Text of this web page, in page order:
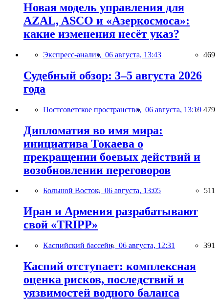
Новая модель управления для
AZAL, ASCO и «Азеркосмоса»:
какие изменения несёт указ?
Экспресс-анализ, 06 августа, 13:43 469
Судебный обзор: 3–5 августа 2026
года
Постсоветское пространство, 06 августа, 13:19 479
Дипломатия во имя мира:
инициатива Токаева о
прекращении боевых действий и
возобновлении переговоров
Большой Восток, 06 августа, 13:05 511
Иран и Армения разрабатывают
свой «TRIPP»
Каспийский бассейн, 06 августа, 12:31 391
Каспий отступает: комплексная
оценка рисков, последствий и
уязвимостей водного баланса